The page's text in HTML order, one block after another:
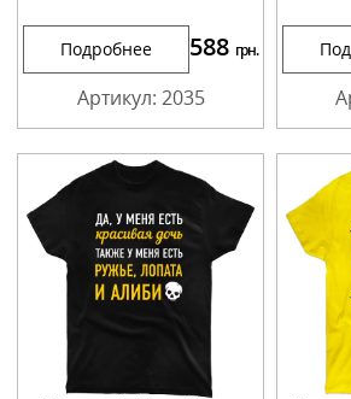
Подробнее 588 грн.
Артикул: 2035